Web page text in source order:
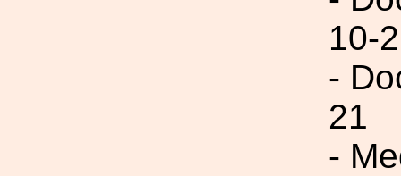
10-
-
21
-